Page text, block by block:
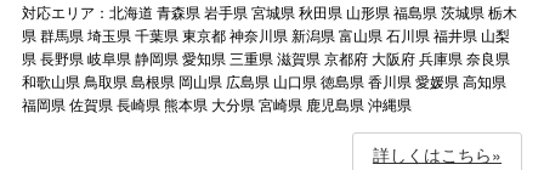
対応エリア：北海道 青森県 岩手県 宮城県 秋田県 山形県 福島県 茨城県 栃木
県 群馬県 埼玉県 千葉県 東京都 神奈川県 新潟県 富山県 石川県 福井県 山梨
県 長野県 岐阜県 静岡県 愛知県 三重県 滋賀県 京都府 大阪府 兵庫県 奈良県
和歌山県 鳥取県 島根県 岡山県 広島県 山口県 徳島県 香川県 愛媛県 高知県
福岡県 佐賀県 長崎県 熊本県 大分県 宮崎県 鹿児島県 沖縄県
詳しくはこちら»